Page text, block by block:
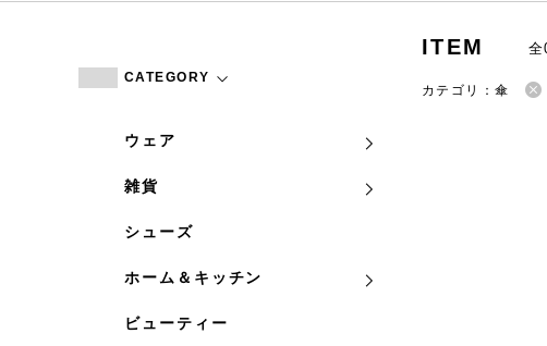
CATEGORY
ウェア
雑貨
シューズ
ホーム＆キッチン
ビューティー
ITEM 全
カテゴリ：傘